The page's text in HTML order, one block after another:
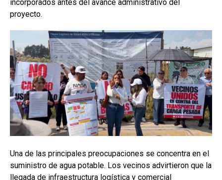
incorporados antes del avance administrativo del
proyecto.
Una de las principales preocupaciones se concentra en el
suministro de agua potable. Los vecinos advirtieron que la
llegada de infraestructura logística y comercial